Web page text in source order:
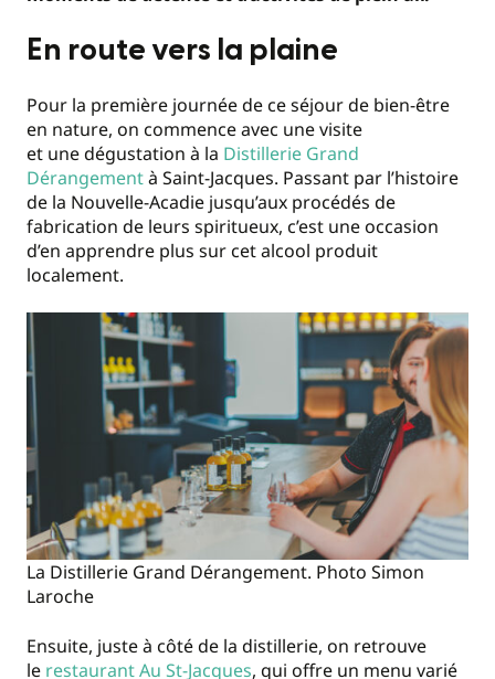
En route vers la plaine
Pour la première journée de ce séjour de bien-être
en nature, on commence avec une visite
et une dégustation à la Distillerie Grand
Dérangementà Saint-Jacques. Passant par l’histoire
de la Nouvelle-Acadie jusqu’aux procédés de
fabrication de leurs spiritueux, c’est une occasion
d’en apprendre plus sur cet alcool produit
localement.
La Distillerie Grand Dérangement. Photo Simon
Laroche
Ensuite, juste à côté de la distillerie, on retrouve
le restaurant Au St-Jacques, qui offre un menu varié